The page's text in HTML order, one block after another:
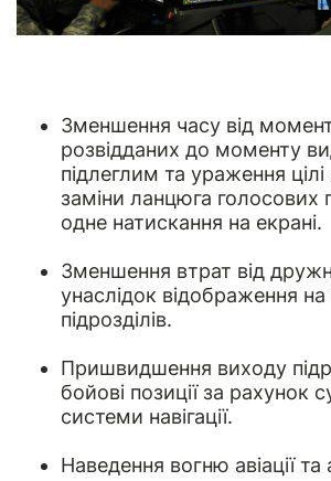
Зменшення часу від
розвідданих до моменту
підлеглим та ураження
заміни ланцюга голосових
одне натискання на екрані.
Зменшення втрат від
унаслідок відображення на
підрозділів.
Пришвидшення виходу
бойові позиції за рахунок
системи навігації.
Наведення вогню авіації та